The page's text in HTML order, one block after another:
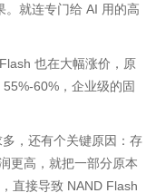
。就连专门给 AI 用的高
也在大幅涨价，原
60%，企业级的固
，还有个关键原因：存
更高，就把一部分原本
直接导致 NAND Flash